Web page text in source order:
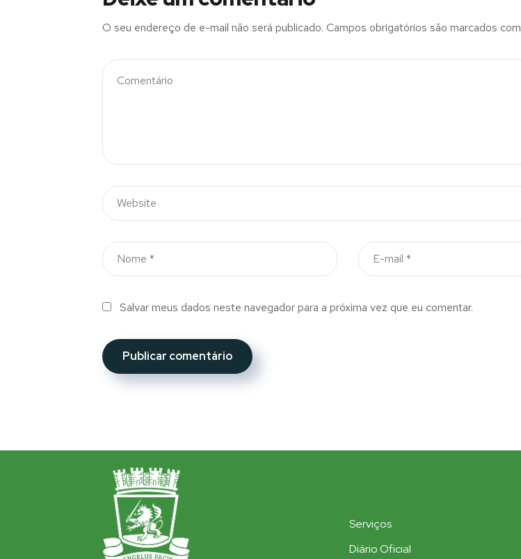
O seu endereço de e-mail não será publicado. Campos obrigatórios são marcados com
Salvar meus dados neste navegador para a próxima vez que eu comentar.
Serviços
Diário Oficial